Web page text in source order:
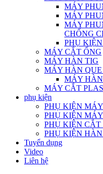
MÁY
MÁY
MÁY
CHỐNG
PHỤ
MÁY CẮT ỐNG
MÁY HÀN TIG
MÁY HÀN QUE
MÁY
MÁY CẮT
phụ kiện
PHỤ KIỆN
PHỤ KIỆN
PHỤ KIỆN CẮT
PHỤ KIỆN
Tuyển dụng
Video
Liên hệ